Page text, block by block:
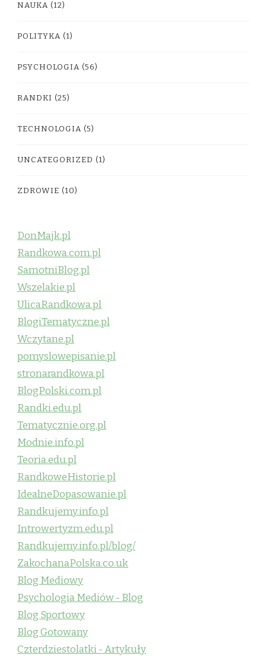
NAUKA (12)
POLITYKA (1)
PSYCHOLOGIA (56)
RANDKI (25)
TECHNOLOGIA (5)
UNCATEGORIZED (1)
ZDROWIE (10)
DonMajk.pl
Randkowa.com.pl
SamotniBlog.pl
Wszelakie.pl
UlicaRandkowa.pl
BlogiTematyczne.pl
Wczytane.pl
pomyslowepisanie.pl
stronarandkowa.pl
BlogPolski.com.pl
Randki.edu.pl
Tematycznie.org.pl
Modnie.info.pl
Teoria.edu.pl
RandkoweHistorie.pl
IdealneDopasowanie.pl
Randkujemy.info.pl
Introwertyzm.edu.pl
Randkujemy.info.pl/blog/
ZakochanaPolska.co.uk
Blog Mediowy
Psychologia Mediów - Blog
Blog Sportowy
Blog Gotowany
Czterdziestolatki - Artykuły